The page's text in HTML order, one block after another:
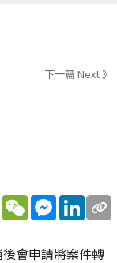
下一篇 Next 》
WhatsApp
WeChatMessenger
會申請將案件轉